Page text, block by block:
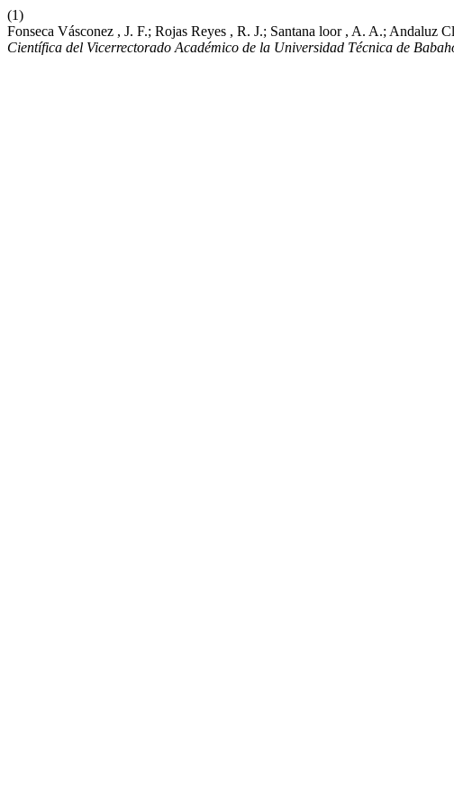
(1)
Fonseca Vásconez , J. F.; Rojas Reyes , R. J.; Santana loor , A. A.;
Científica del Vicerrectorado Académico de la Universidad Técnica de